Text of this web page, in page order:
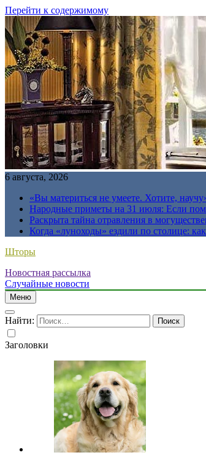
Перейти к содержимому
6 августа, 2026
«Вы материться не умеете. Хотите,
Народные приметы на 31 июля: Если
Раскрыта тайна отравления в
Когда «луноходы» ездили по столице:
Шторы
Новостная рассылка
Случайные новости
Меню
Найти:
Заголовки